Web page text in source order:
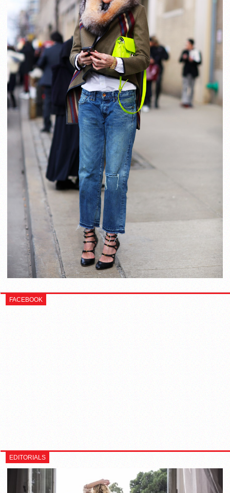
FACEBOOK
EDITORIALS